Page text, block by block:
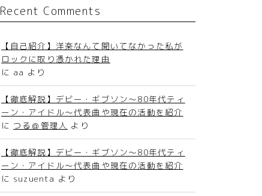
Recent Comments
【自己紹介】洋楽なんて聞いてなかった私が
ロックに取り憑かれた理由
に aa より
【徹底解説】デビー・ギブソン～80年代ティ
ーン・アイドル〜代表曲や現在の活動を紹介
に つる＠管理人 より
【徹底解説】デビー・ギブソン～80年代ティ
ーン・アイドル〜代表曲や現在の活動を紹介
に suzuenta より